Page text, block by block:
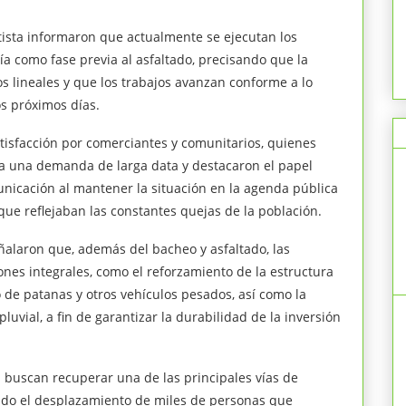
informaron que actualmente se ejecutan los
como fase previa al asfaltado, precisando que la
lineales y que los trabajos avanzan conforme a lo
próximos días.
por comerciantes y comunitarios, quienes
demanda de larga data y destacaron el papel
al mantener la situación en la agenda pública
reflejaban las constantes quejas de la población.
que, además del bacheo y asfaltado, las
integrales, como el reforzamiento de la estructura
patanas y otros vehículos pesados, así como la
a fin de garantizar la durabilidad de la inversión
recuperar una de las principales vías de
el desplazamiento de miles de personas que